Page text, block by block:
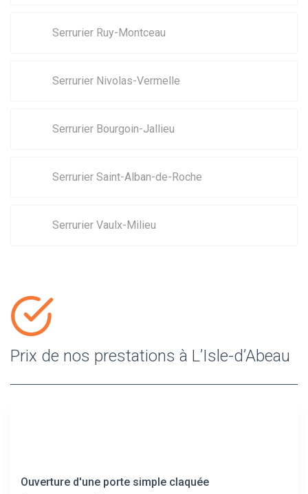
Serrurier Ruy-Montceau
Serrurier Nivolas-Vermelle
Serrurier Bourgoin-Jallieu
Serrurier Saint-Alban-de-Roche
Serrurier Vaulx-Milieu
Prix de nos prestations à L’Isle-d’Abeau
Ouverture d'une porte simple claquée